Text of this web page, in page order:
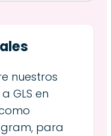
nuestros
GLS en
para